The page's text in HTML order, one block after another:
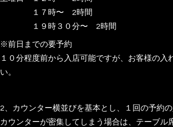
１７時〜 2時間
１９時３０分〜 2時間
※前日までの要予約
１０分程度前から入店可能ですが、お客様の
い。
2、カウンター横並びを基本とし、１回の予約
カウンターが密集してしまう場合は、テーブル